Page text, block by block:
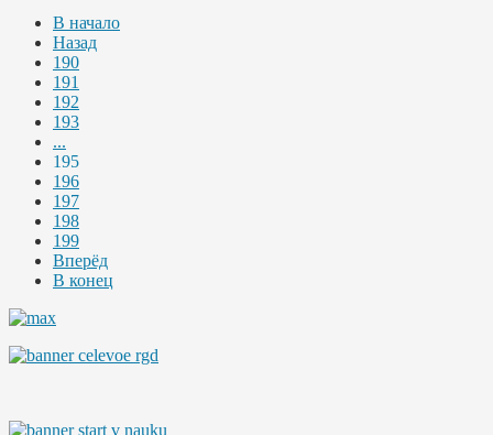
В начало
Назад
190
191
192
193
...
195
196
197
198
199
Вперёд
В конец